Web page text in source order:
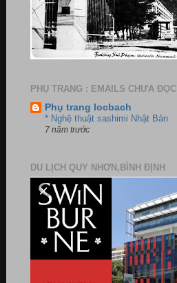
PHỤ TRANG : EMAILS CHƯA ĐỌC
Phụ trang locbach
* Nghệ thuật sashimi Nhật Bản
7 năm trước
DU LỊCH QUY NHƠN,BÌNH ĐỊNH